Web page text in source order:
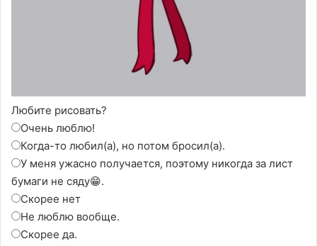
Любите рисовать?
Очень люблю!
Когда-то любил(а), но потом бросил(а).
У меня ужасно получается, поэтому никогда за лист
бумаги не сяду😁.
Скорее нет
Не люблю вообще.
Скорее да.